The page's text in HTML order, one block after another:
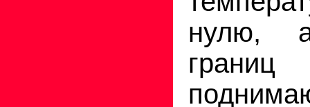
нулю,